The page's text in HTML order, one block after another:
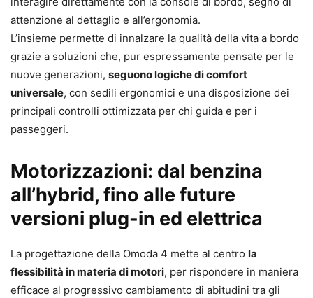
attenzione al dettaglio e all’ergonomia.
L’insieme permette di innalzare la qualità della vita a bordo
grazie a soluzioni che, pur espressamente pensate per le
nuove generazioni, seguono logiche di comfort
universale, con sedili ergonomici e una disposizione dei
principali controlli ottimizzata per chi guida e per i
passeggeri.
Motorizzazioni: dal benzina
all’hybrid, fino alle future
versioni plug-in ed elettrica
La progettazione della Omoda 4 mette al centro la
flessibilità in materia di motori, per rispondere in maniera
efficace al progressivo cambiamento di abitudini tra gli